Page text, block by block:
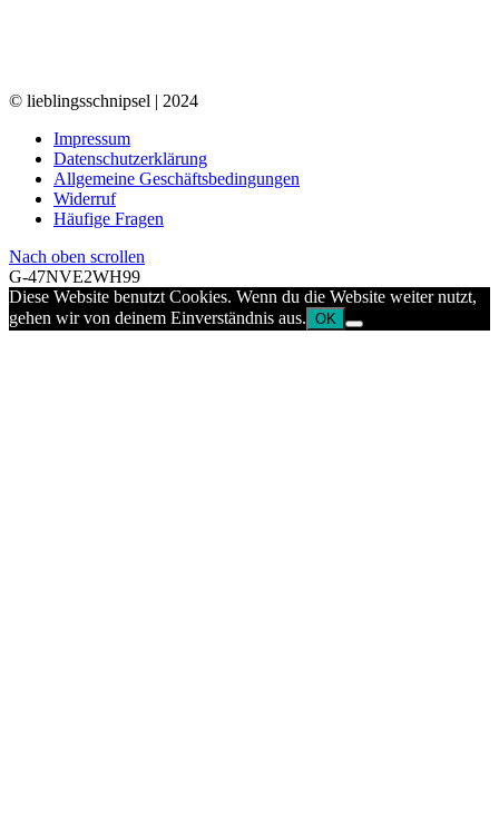
© lieblingsschnipsel | 2024
Impressum
Datenschutzerklärung
Allgemeine Geschäftsbedingungen
Widerruf
Häufige Fragen
Nach oben scrollen
G-47NVE2WH99
Diese Website benutzt Cookies. Wenn du die Website weiter nutzt,
gehen wir von deinem Einverständnis aus. OK